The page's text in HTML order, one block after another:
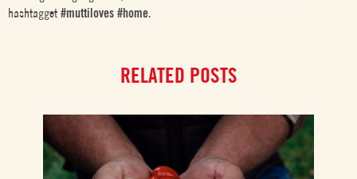
hashtagget #muttiloves #home.
RELATED POSTS